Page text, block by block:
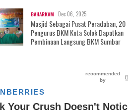
BAHARKAM Dec 06, 2025
Masjid Sebagai Pusat Peradaban, 20
Pengurus BKM Kota Solok Dapatkan
Pembinaan Langsung BKM Sumbar